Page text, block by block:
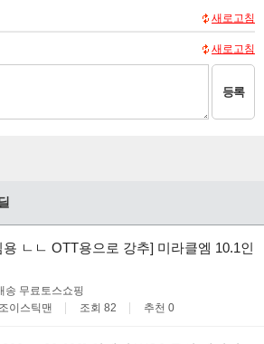
새로고침
새로고침
등록
용 ㄴㄴ OTT용으로 강추] 미라클엠 10.1인
송 무료 토스쇼핑
조이스틱맨 조회 82 추천 0